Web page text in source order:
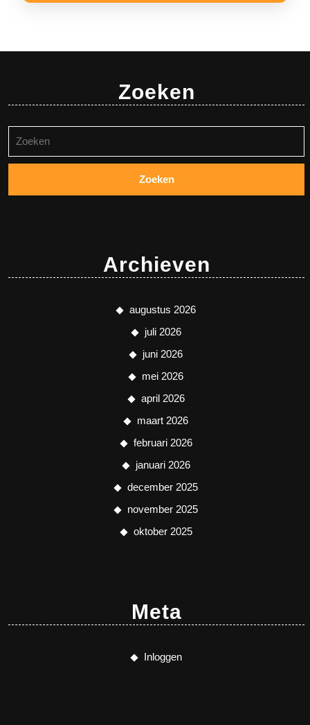
Zoeken
naar:
Archieven
augustus 2026
juli 2026
juni 2026
mei 2026
april 2026
maart 2026
februari 2026
januari 2026
december 2025
november 2025
oktober 2025
Meta
Inloggen